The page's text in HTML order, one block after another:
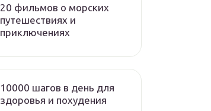
20 фильмов о морских
путешествиях и
приключениях
10000 шагов в день для
здоровья и похудения